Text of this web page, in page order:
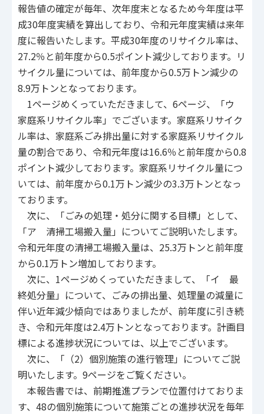
報告値の確定が毎年、次年度末となるため今年度は平
成30年度実績を算出しており、令和元年度実績は来年
度に報告いたします。平成30年度のリサイクル率は、
27.2％と前年度から0.5ポイント減少しております。リ
サイクル量については、前年度から0.5万トン減少の
8.9万トンとなっております。
1ページめくっていただきまして、6ページ、「ウ
家庭系リサイクル率」でございます。家庭系リサイク
ル率は、家庭系ごみ排出量に対する家庭系リサイクル
量の割合であり、令和元年度は16.6％と前年度から0.8
ポイント減少しております。家庭系リサイクル量につ
いては、前年度から0.1万トン減少の3.3万トンとなっ
ております。
次に、「ごみの処理・処分に関する目標」として、
「ア 清掃工場搬入量」についてご説明いたします。
令和元年度の清掃工場搬入量は、25.3万トンと前年度
から0.1万トン増加しております。
次に、1ページめくっていただきまして、「イ 最
終処分量」について、ごみの排出量、処理量の減量に
伴い近年減少傾向ではありましたが、前年度に引き続
き、令和元年度は2.4万トンとなっております。計画目
標による進捗状況については、以上でございます。
次に、「（2）個別施策の進行管理」についてご説
明いたします。9ページをご覧ください。
本報告書では、前期推進プランで位置付けておりま
す、48の個別施策について施策ごとの進捗状況を毎年